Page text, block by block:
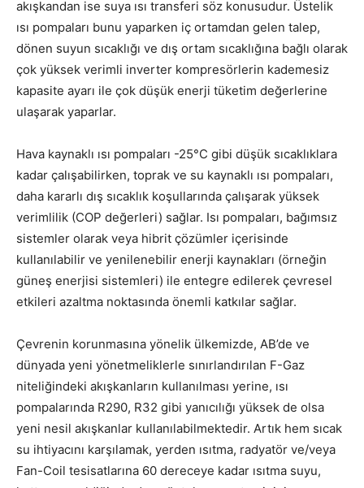
akışkandan ise suya ısı transferi söz konusudur. Üstelik
ısı pompaları bunu yaparken iç ortamdan gelen talep,
dönen suyun sıcaklığı ve dış ortam sıcaklığına bağlı olarak
çok yüksek verimli inverter kompresörlerin kademesiz
kapasite ayarı ile çok düşük enerji tüketim değerlerine
ulaşarak yaparlar.
Hava kaynaklı ısı pompaları -25°C gibi düşük sıcaklıklara
kadar çalışabilirken, toprak ve su kaynaklı ısı pompaları,
daha kararlı dış sıcaklık koşullarında çalışarak yüksek
verimlilik (COP değerleri) sağlar. Isı pompaları, bağımsız
sistemler olarak veya hibrit çözümler içerisinde
kullanılabilir ve yenilenebilir enerji kaynakları (örneğin
güneş enerjisi sistemleri) ile entegre edilerek çevresel
etkileri azaltma noktasında önemli katkılar sağlar.
Çevrenin korunmasına yönelik ülkemizde, AB’de ve
dünyada yeni yönetmeliklerle sınırlandırılan F-Gaz
niteliğindeki akışkanların kullanılması yerine, ısı
pompalarında R290, R32 gibi yanıcılığı yüksek de olsa
yeni nesil akışkanlar kullanılabilmektedir. Artık hem sıcak
su ihtiyacını karşılamak, yerden ısıtma, radyatör ve/veya
Fan-Coil tesisatlarına 60 dereceye kadar ısıtma suyu,